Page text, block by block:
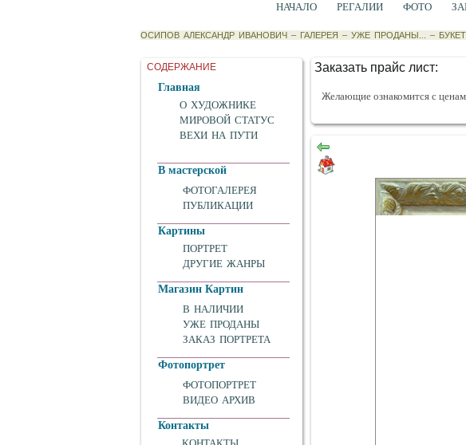
НАЧАЛО РЕГАЛИИ ФОТО
ОСИПОВ АЛЕКСАНДР ИВАНОВИЧ– ГАЛЕРЕЯ – УЖЕ ПРОДАНЫ... –
СОДЕРЖАНИЕ
Главная
О ХУДОЖНИКЕ
МИРОВОЙ СТАТУС
ВЕХИ НА ПУТИ
В мастерской
ФОТОГАЛЕРЕЯ
ПУБЛИКАЦИИ
Картины
ПОРТРЕТ
ДРУГИЕ ЖАНРЫ
Магазин Картин
В НАЛИЧИИ
УЖЕ ПРОДАНЫ
ЗАКАЗ ПОРТРЕТА
Фотопортрет
ФОТОПОРТРЕТ
ВИДЕО АРХИВ
Контакты
Заказать прайс лист:
Желающие ознакомится с